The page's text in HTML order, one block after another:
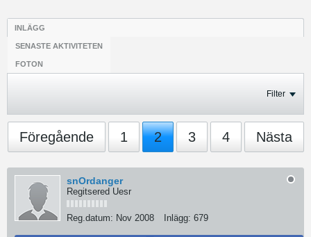
INLÄGG
SENASTE AKTIVITETEN
FOTON
Filter
Föregående 1 2 3 4 Nästa
snOrdanger
Regitsered Uesr
Reg.datum: Nov 2008 Inlägg: 679